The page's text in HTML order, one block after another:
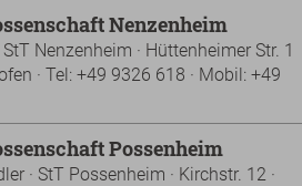
Nenzenheim
Nenzenheim · Hüttenheimer Str. 1
· Tel: +49 9326 618 · Mobil: +49
Possenheim
· StT Possenheim · Kirchstr. 12 ·